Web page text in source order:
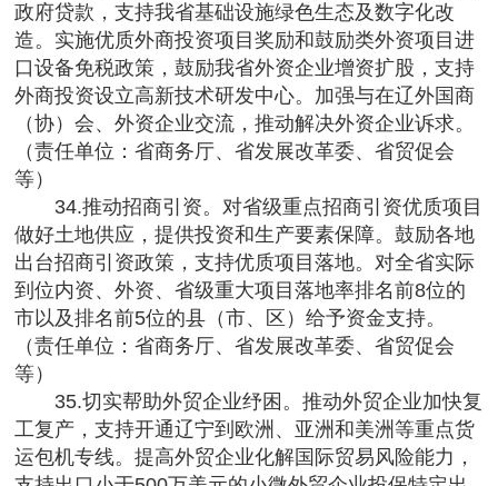
政府贷款，支持我省基础设施绿色生态及数字化改
造。实施优质外商投资项目奖励和鼓励类外资项目进
口设备免税政策，鼓励我省外资企业增资扩股，支持
外商投资设立高新技术研发中心。加强与在辽外国商
（协）会、外资企业交流，推动解决外资企业诉求。
（责任单位：省商务厅、省发展改革委、省贸促会
等）
34.推动招商引资。对省级重点招商引资优质项目
做好土地供应，提供投资和生产要素保障。鼓励各地
出台招商引资政策，支持优质项目落地。对全省实际
到位内资、外资、省级重大项目落地率排名前8位的
市以及排名前5位的县（市、区）给予资金支持。
（责任单位：省商务厅、省发展改革委、省贸促会
等）
35.切实帮助外贸企业纾困。推动外贸企业加快复
工复产，支持开通辽宁到欧洲、亚洲和美洲等重点货
运包机专线。提高外贸企业化解国际贸易风险能力，